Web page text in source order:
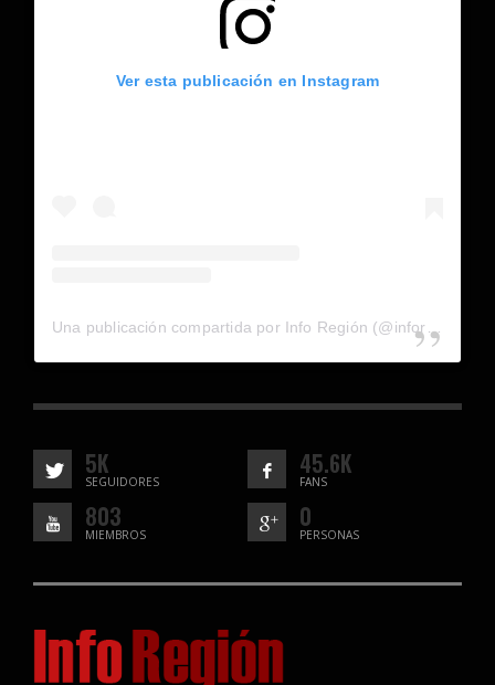
Ver esta publicación en Instagram
5K
SEGUIDORES
45.6K
FANS
803
MIEMBROS
0
PERSONAS